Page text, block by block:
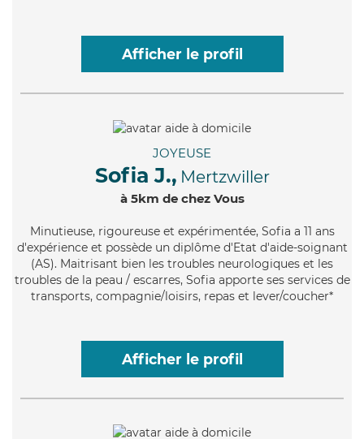
Afficher le profil
JOYEUSE
Sofia J., Mertzwiller
à 5km de chez Vous
Minutieuse, rigoureuse et expérimentée, Sofia a 11 ans
d'expérience et possède un diplôme d'Etat d'aide-soignant
(AS). Maitrisant bien les troubles neurologiques et les
troubles de la peau / escarres, Sofia apporte ses services de
transports, compagnie/loisirs, repas et lever/coucher*
Afficher le profil